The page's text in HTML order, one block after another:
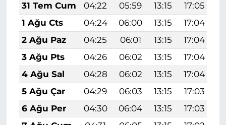
31 Tem Cum
04:22 05:59 13:15 17:05
1 Ağu Cts
04:24 06:00 13:15 17:04
2 Ağu Paz
04:25 06:01 13:15 17:04
3 Ağu Pts
04:26 06:02 13:15 17:04
4 Ağu Sal
04:28 06:02 13:15 17:04
5 Ağu Çar
04:29 06:03 13:15 17:03
6 Ağu Per
04:30 06:04 13:15 17:03